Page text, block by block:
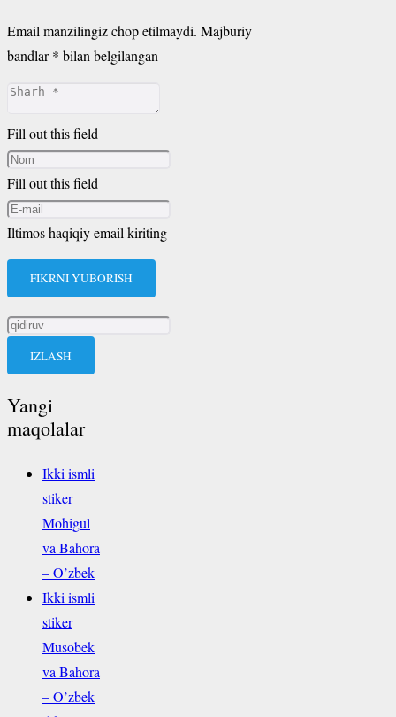
Email manzilingiz chop etilmaydi. Majburiy
bandlar* bilan belgilangan
Fill out this field
Fill out this field
Iltimos haqiqiy email kiriting
FIKRNI YUBORISH
Qidirshish:
Yangi
maqolalar
Ikki ismli
stiker
Mohigul
va Bahora
– O’zbek
Ikki ismli
stiker
Musobek
va Bahora
– O’zbek